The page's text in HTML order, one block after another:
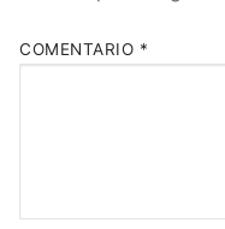
COMENTARIO *